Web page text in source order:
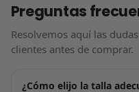
Preguntas
Resolvemos aquí las
clientes antes de comprar.
¿Cómo elijo la talla